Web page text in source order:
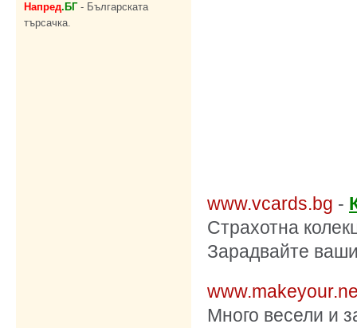
Напред.БГ- Българската
търсачка.
www.vcards.bg -
Страхотна
Зарадвайте
Много весели и